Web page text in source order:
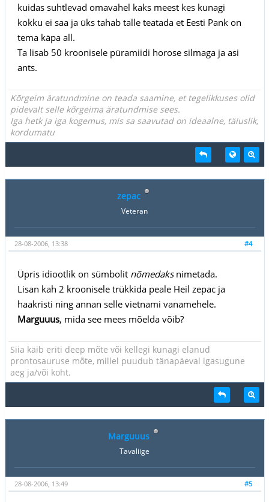
kuidas suhtlevad omavahel kaks meest kes kunagi
kokku ei saa ja üks tahab talle teatada et Eesti Pank on
tema käpa all.
Ta lisab 50 kroonisele püramiidi horose silmaga ja asi
ants.
Kõrgeim äratundmine on teada saamine, et tegelikkuses olid
pidevalt selle kõrgeima äratundmise sees.
Iga hetk ja iga kogemus, mis sa saavutad on ideaalne, täiuslik,
kordumatu
zepac
Veteran
#4
28-08-2006, 13:38
Üpris idiootlik on sümbolit nõmedaksnimetada.
Lisan kah 2 kroonisele trükkida peale Heil zepac ja
haakristi ning annan selle vietnami vanamehele.
Marguuus, mida see mees mõelda võib?
Siia käib eriti deep mõte või kellegi kunagi elanud
prontosauruse mõte, millel puudub tänapäeval igasugune
aeg ja/või koht.
Marguuus
Tavaliige
#5
28-08-2006, 13:49